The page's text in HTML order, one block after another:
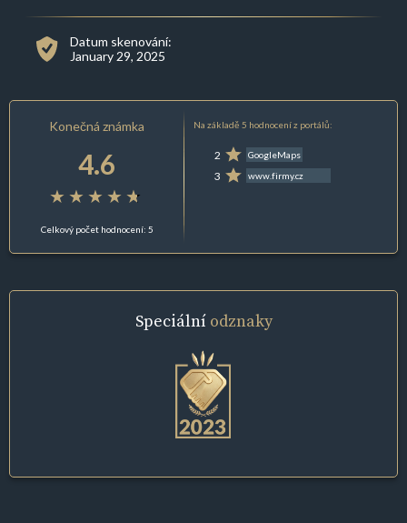
Datum skenování:
January 29, 2025
Konečná známka
4.6
Celkový počet hodnocení: 5
Na základě 5 hodnocení z portálů:
2 GoogleMaps
3 www.firmy.cz
Speciální odznaky